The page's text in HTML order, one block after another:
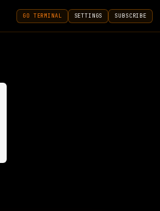
GO TERMINAL SETTINGS SUBSCRIBE